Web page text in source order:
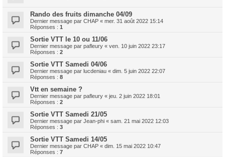
Rando des fruits dimanche 04/09
Dernier message par CHAP « mer. 31 août 2022 15:14
Réponses : 1
Sortie VTT le 10 ou 11/06
Dernier message par pafleury « ven. 10 juin 2022 23:17
Réponses : 2
Sortie VTT Samedi 04/06
Dernier message par lucdeniau « dim. 5 juin 2022 22:07
Réponses : 8
Vtt en semaine ?
Dernier message par pafleury « jeu. 2 juin 2022 18:01
Réponses : 2
Sortie VTT Samedi 21/05
Dernier message par Jean-phi « sam. 21 mai 2022 12:03
Réponses : 3
Sortie VTT Samedi 14/05
Dernier message par CHAP « dim. 15 mai 2022 10:47
Réponses : 7